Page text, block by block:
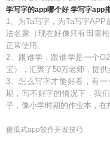
学写字的app哪个好 学写字app
1、为Ta写字，为Ta写字
法名家（现在好像只有田雪
正常使用。
2、跟谁学，跟谁学是一个
宝），汇聚了50万老师，提供
3、怎么写字才能好看，有
期，写不好字的情况下，我
子，像小学时期的作业本，在
傻瓜式app软件开发技巧